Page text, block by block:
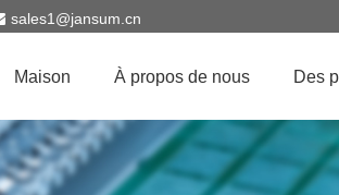
sales1@jansum.cn
Maison À propos de nous Des